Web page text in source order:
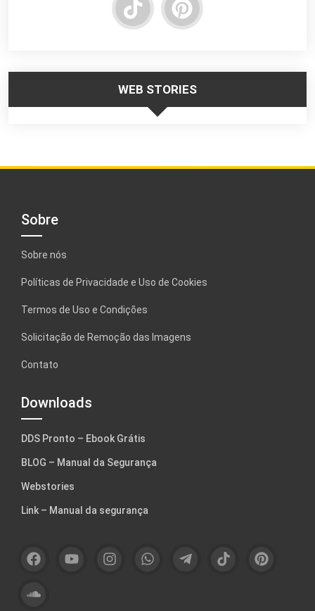
WEB STORIES
Frio – Dicas de
Responsabilidade
da Liderança na
Escadas
Sobre
Sobre nós
Políticas de Privacidade e Uso de Cookies
Termos de Uso e Condições
Solicitação de Remoção das Imagens
Contato
Downloads
DDS Pronto – Ebook Grátis
BLOG – Manual da Segurança
Webstories
Link – Manual da segurança